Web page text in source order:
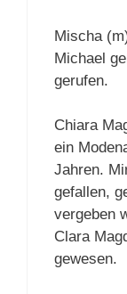
Mischa
Michael
gerufen.
Chiara
ein
Jahren.
gefallen,
vergeben
Clara
gewesen.